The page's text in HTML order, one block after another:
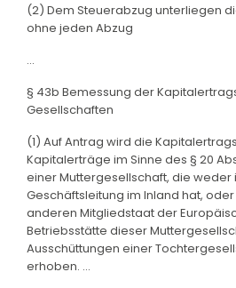
(2) Dem Steuerabzug unterliegen
ohne jeden Abzug
...
§ 43b Bemessung der
Gesellschaften
(1) Auf Antrag wird die
Kapitalerträge im Sinne des § 20
einer Muttergesellschaft, die weder
Geschäftsleitung im Inland hat,
anderen Mitgliedstaat der
Betriebsstätte dieser
Ausschüttungen einer
erhoben. ...